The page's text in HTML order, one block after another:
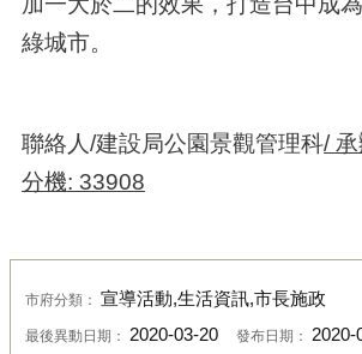
綠城市。
聯絡人/建設局公園景觀管理科/
分機: 33908
市府分類： 宣導活動,生活資訊,市長施政
最後異動日期： 2020-03-20 發布日期： 2020-